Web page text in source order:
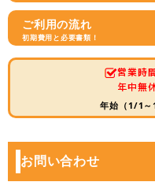
ご利用の流れ
初期費用と必要書類！
営業時
年中無
年始（1/1～
お問い合わせ